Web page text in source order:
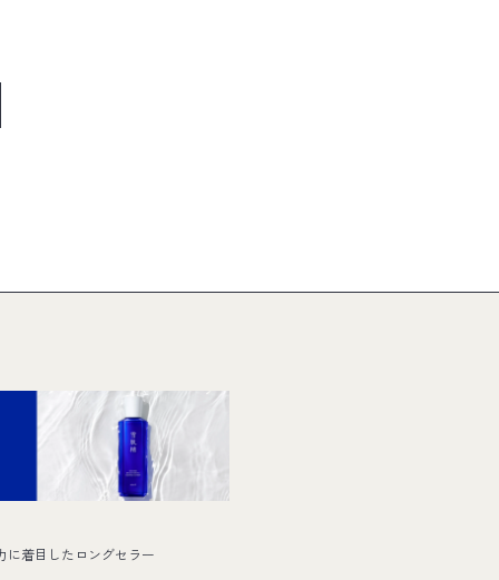
に着目したロングセラー